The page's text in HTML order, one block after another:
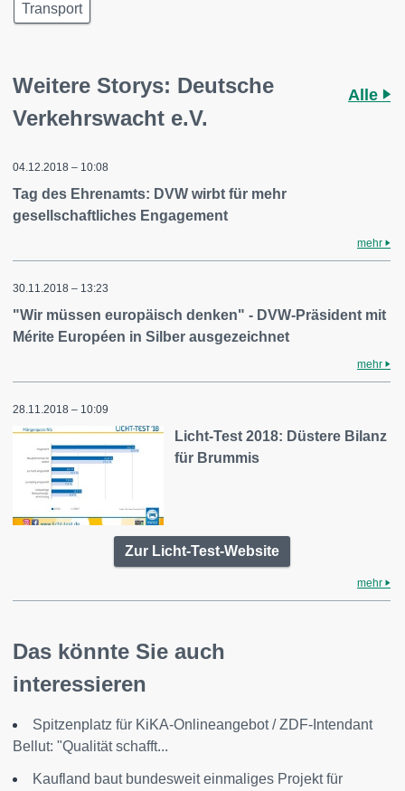
Transport
Weitere Storys: Deutsche
Verkehrswacht e.V.
Alle
04.12.2018 – 10:08
Tag des Ehrenamts: DVW wirbt für mehr
gesellschaftliches Engagement
mehr
30.11.2018 – 13:23
"Wir müssen europäisch denken" - DVW-Präsident mit
Mérite Européen in Silber ausgezeichnet
mehr
28.11.2018 – 10:09
Licht-Test 2018: Düstere Bilanz
für Brummis
Zur Licht-Test-Website
mehr
Das könnte Sie auch
interessieren
Spitzenplatz für KiKA-Onlineangebot / ZDF-Intendant
Bellut: "Qualität schafft...
Kaufland baut bundesweit einmaliges Projekt für